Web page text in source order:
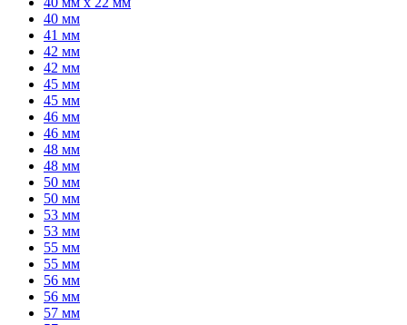
40 мм
41 мм
42 мм
42 мм
45 мм
45 мм
46 мм
46 мм
48 мм
48 мм
50 мм
50 мм
53 мм
53 мм
55 мм
55 мм
56 мм
56 мм
57 мм